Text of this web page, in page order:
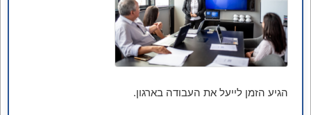
הגיע הזמן לייעל את העבודה בארגון.